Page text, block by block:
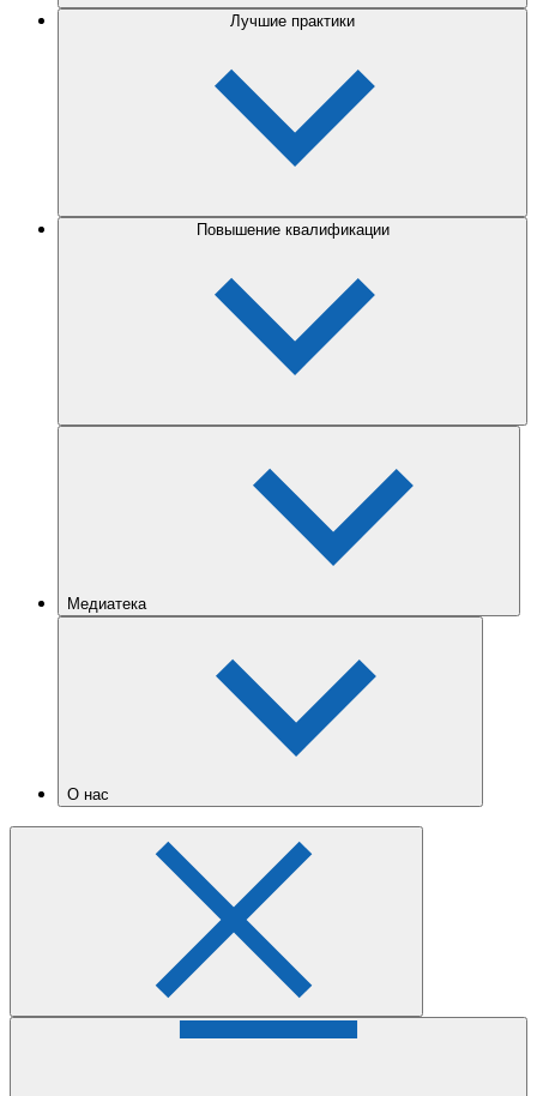
Лучшие практики
Повышение квалификации
Медиатека
О нас